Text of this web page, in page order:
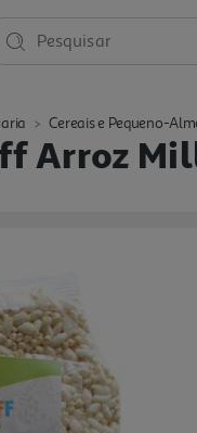
Pesquisar
Cereais e Pequeno-
Arroz